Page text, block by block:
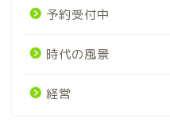
予約受付中
時代の風景
経営